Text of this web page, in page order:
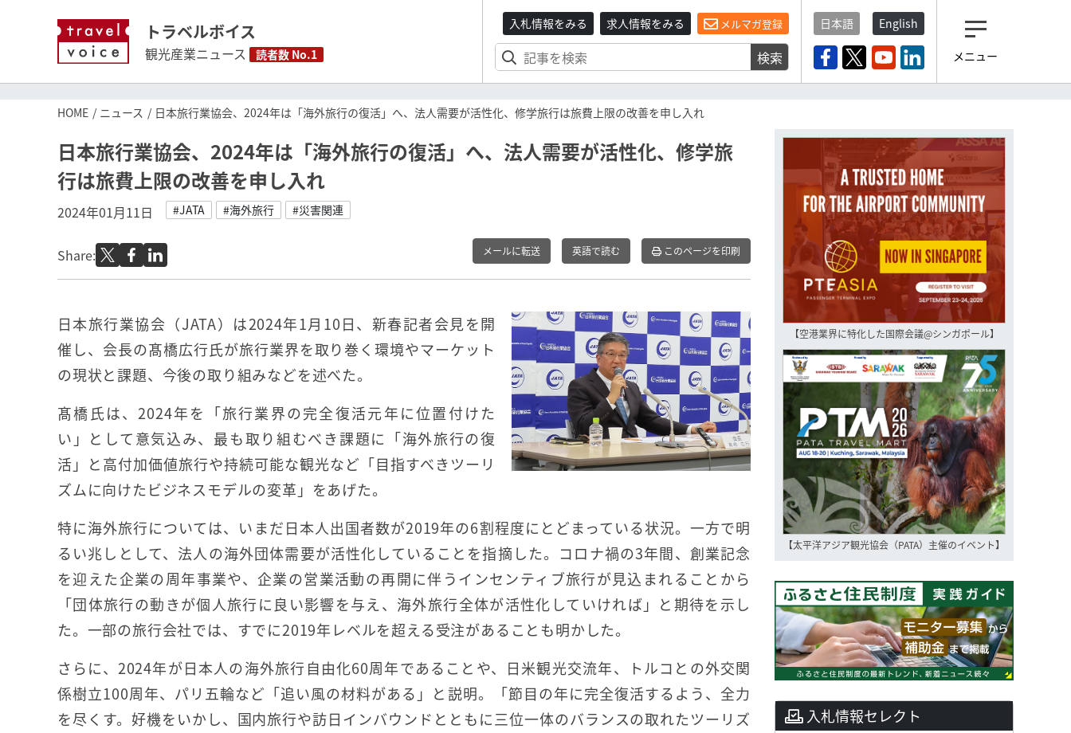
トラベルボイス
観光産業ニュース 読者数 No.1
入札情報をみる 求人情報をみる メルマガ登録
検索
日本語 English
メニュー
HOME ニュース 日本旅行業協会、2024年は「海外旅行の復活」へ、法人需要が活性化、修学旅行は旅費上限の改善を申し入れ
日本旅行業協会、2024年は「海外旅行の復活」へ、法人需要が活性化、修学旅
行は旅費上限の改善を申し入れ
2024年01月11日 #JATA #海外旅行 #災害関連
Share: メールに転送 英語で読む このページを印刷
日本旅行業協会（JATA）は2024年1月10日、新春記者会見を開
催し、会長の髙橋広行氏が旅行業界を取り巻く環境やマーケット
の現状と課題、今後の取り組みなどを述べた。
髙橋氏は、2024年を「旅行業界の完全復活元年に位置付けた
い」として意気込み、最も取り組むべき課題に「海外旅行の復
活」と高付加価値旅行や持続可能な観光など「目指すべきツーリ
ズムに向けたビジネスモデルの変革」をあげた。
特に海外旅行については、いまだ日本人出国者数が2019年の6割程度にとどまっている状況。一方で明
るい兆しとして、法人の海外団体需要が活性化していることを指摘した。コロナ禍の3年間、創業記念
を迎えた企業の周年事業や、企業の営業活動の再開に伴うインセンティブ旅行が見込まれることから
「団体旅行の動きが個人旅行に良い影響を与え、海外旅行全体が活性化していければ」と期待を示し
た。一部の旅行会社では、すでに2019年レベルを超える受注があることも明かした。
さらに、2024年が日本人の海外旅行自由化60周年であることや、日米観光交流年、トルコとの外交関
係樹立100周年、パリ五輪など「追い風の材料がある」と説明。「節目の年に完全復活するよう、全力
を尽くす。好機をいかし、国内旅行や訪日インバウンドとともに三位一体のバランスの取れたツーリズ
【空港業界に特化した国際会議@シンガポール】
【太平洋アジア観光協会（PATA）主催のイベント】
入札情報セレクト
観光産業ニュース「トラベ
登録済みですよね？
もし未だ登録していないなら…
いますぐ登録する